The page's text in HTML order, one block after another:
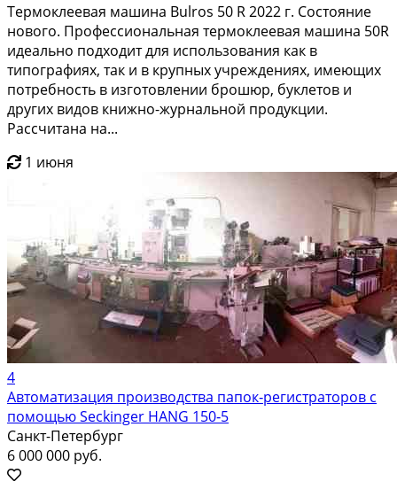
Термоклеевая машина Bulros 50 R 2022 г. Состояние
нового. Профессиональная термоклеевая машина 50R
идеально подходит для использования как в
типографиях, так и в крупных учреждениях, имеющих
потребность в изготовлении брошюр, буклетов и
других видов книжно-журнальной продукции.
Рассчитана на...
1 июня
4
Автоматизация производства папок‑регистраторов с
помощью Seckinger HANG 150‑5
Санкт-Петербург
6 000 000 руб.